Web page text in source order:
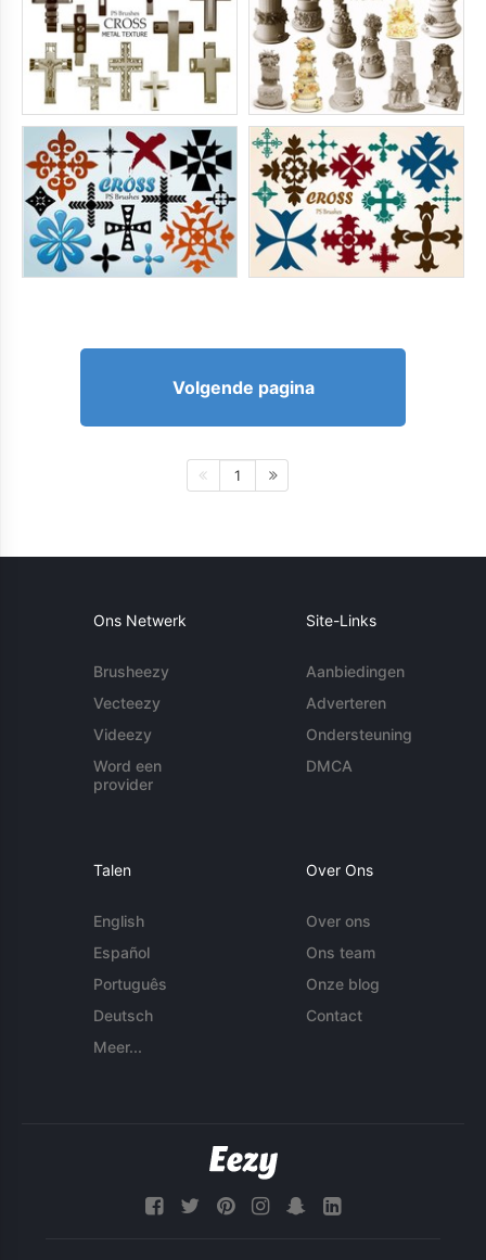
Volgende pagina
1
Ons Netwerk
Brusheezy
Vecteezy
Videezy
Word een
provider
Site-Links
Aanbiedingen
Adverteren
Ondersteuning
DMCA
Talen
English
Español
Português
Deutsch
Meer...
Over Ons
Over ons
Ons team
Onze blog
Contact